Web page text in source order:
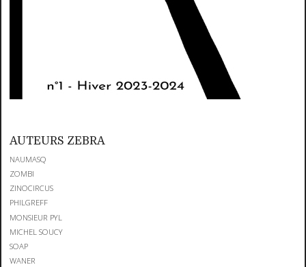
AUTEURS ZEBRA
NAUMASQ
ZOMBI
ZINOCIRCUS
PHILGREFF
MONSIEUR PYL
MICHEL SOUCY
SOAP
WANER